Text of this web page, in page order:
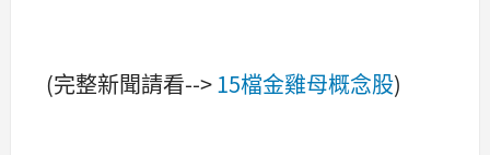
(完整新聞請看-->15檔金雞母概念股)